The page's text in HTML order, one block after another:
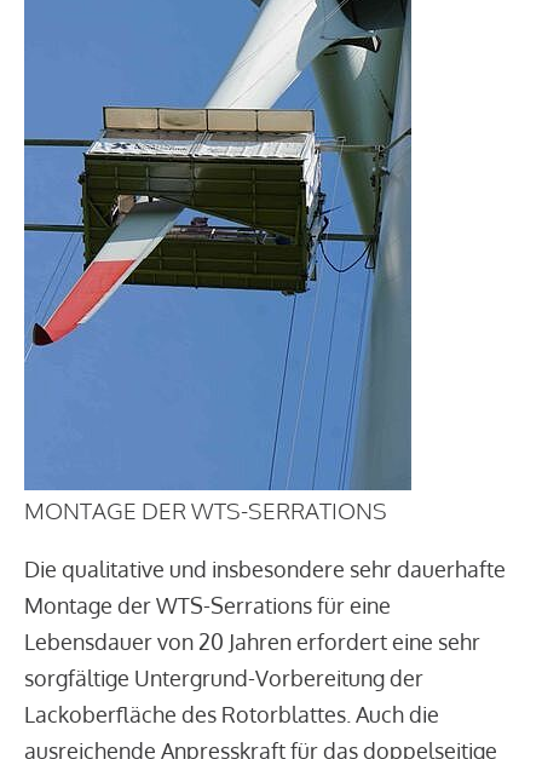
MONTAGE DER WTS-SERRATIONS
Die qualitative und insbesondere sehr dauerhafte
Montage der WTS-Serrations für eine
Lebensdauer von 20 Jahren erfordert eine sehr
sorgfältige Untergrund-Vorbereitung der
Lackoberfläche des Rotorblattes. Auch die
ausreichende Anpresskraft für das doppelseitige